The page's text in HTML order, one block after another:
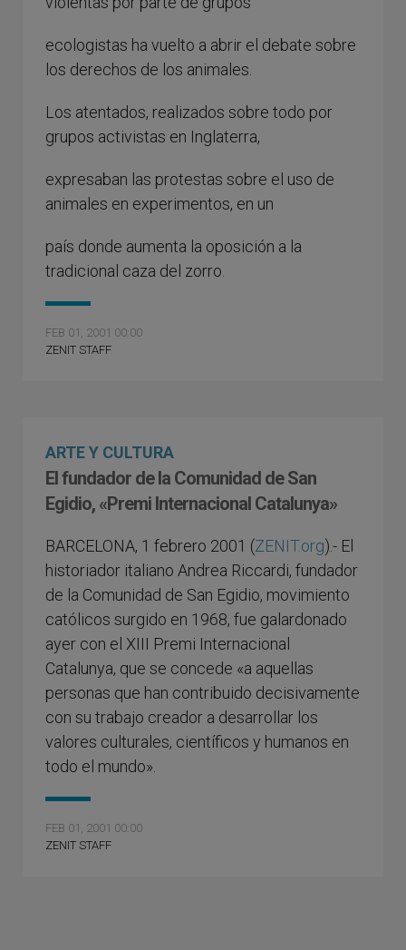
ecologistas ha vuelto a abrir el debate sobre
los derechos de los animales.
Los atentados, realizados sobre todo por
grupos activistas en Inglaterra,
expresaban las protestas sobre el uso de
animales en experimentos, en un
país donde aumenta la oposición a la
tradicional caza del zorro.
FEB 01, 2001 00:00
ZENIT STAFF
ARTE Y CULTURA
El fundador de la Comunidad de San
Egidio, «Premi Internacional Catalunya»
BARCELONA, 1 febrero 2001 (ZENIT.org).- El
historiador italiano Andrea Riccardi, fundador
de la Comunidad de San Egidio, movimiento
católicos surgido en 1968, fue galardonado
ayer con el XIII Premi Internacional
Catalunya, que se concede «a aquellas
personas que han contribuido decisivamente
con su trabajo creador a desarrollar los
valores culturales, científicos y humanos en
todo el mundo».
FEB 01, 2001 00:00
ZENIT STAFF